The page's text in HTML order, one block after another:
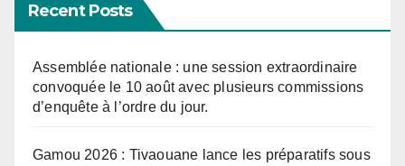
Recent Posts
Assemblée nationale : une session extraordinaire
convoquée le 10 août avec plusieurs commissions
d’enquête à l’ordre du jour.
Gamou 2026 : Tivaouane lance les préparatifs sous